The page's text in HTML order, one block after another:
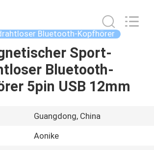
Bluetooth-Kopfhörer
Sport-
Bluetooth-
5pin USB 12mm
Guangdong, China
Aonike